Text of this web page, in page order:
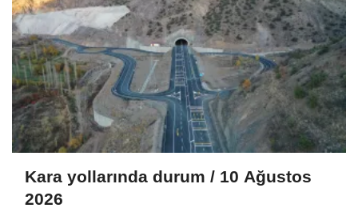
Kara yollarında durum / 10 Ağustos
2026